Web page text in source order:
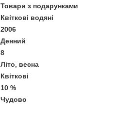
Товари з подарунками
Квіткові водяні
2006
Денний
8
Літо, весна
Квіткові
10 %
Чудово